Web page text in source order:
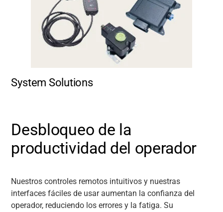
System Solutions
Desbloqueo de la
productividad del operador
Nuestros controles remotos intuitivos y nuestras
interfaces fáciles de usar aumentan la confianza del
operador, reduciendo los errores y la fatiga. Su